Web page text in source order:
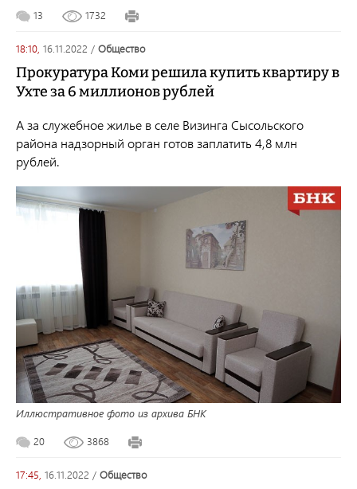
13 1732
18:10, 16.11.2022 / общество
Прокуратура Коми решила купить квартиру в
Ухте за 6 миллионов рублей
А за служебное жилье в селе Визинга Сысольского
района надзорный орган готов заплатить 4,8 млн
рублей.
Иллюстративное фото из архива БНК
20 3868
17:45, 16.11.2022 / общество